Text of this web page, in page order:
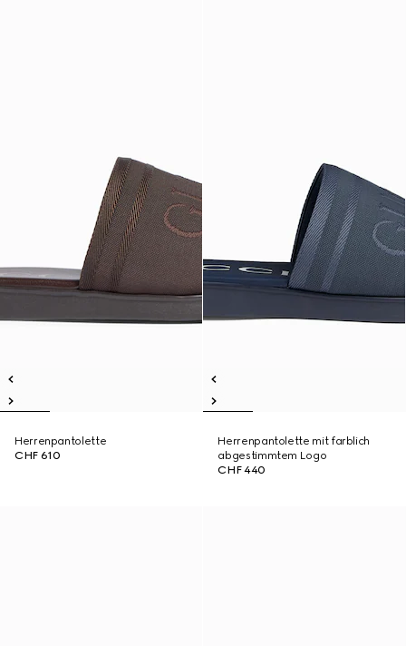
Herrenpantolette
CHF 610
Herrenpantolette mit farblich
abgestimmtem Logo
CHF 440